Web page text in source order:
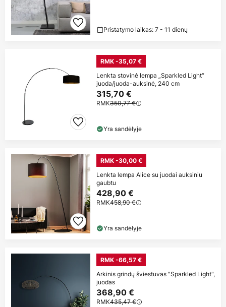
Pristatymo laikas: 7 - 11 dienų
RMK -35,07 €
Lenkta stovinė lempa „Sparkled Light“
juoda/juoda-auksinė, 240 cm
315,70 €
RMK350,77 €
Yra sandėlyje
RMK -30,00 €
Lenkta lempa Alice su juodai auksiniu
gaubtu
428,90 €
RMK458,90 €
Yra sandėlyje
RMK -66,57 €
Arkinis grindų šviestuvas "Sparkled Light",
juodas
368,90 €
RMK435,47 €